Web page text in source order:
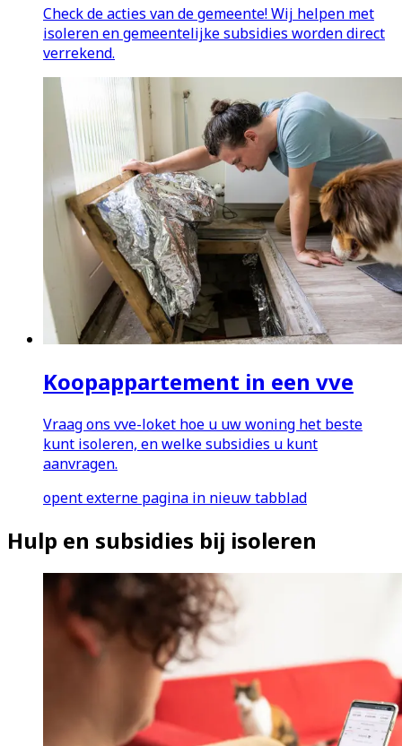
Check de acties van de gemeente! Wij helpen met
isoleren en gemeentelijke subsidies worden direct
verrekend.
Koopappartement in een vve
Vraag ons vve-loket hoe u uw woning het beste
kunt isoleren, en welke subsidies u kunt
aanvragen.
opent externe pagina in nieuw tabblad
Hulp en subsidies bij isoleren